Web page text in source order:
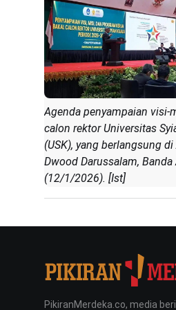
Agenda penyampaian visi-
calon rektor Universitas
(USK), yang berlangsung di
Dwood Darussalam, Banda
(12/1/2026). [Ist]
PikiranMerdeka.co, media